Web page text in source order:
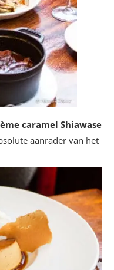
caramel Shiawase
aanrader van het